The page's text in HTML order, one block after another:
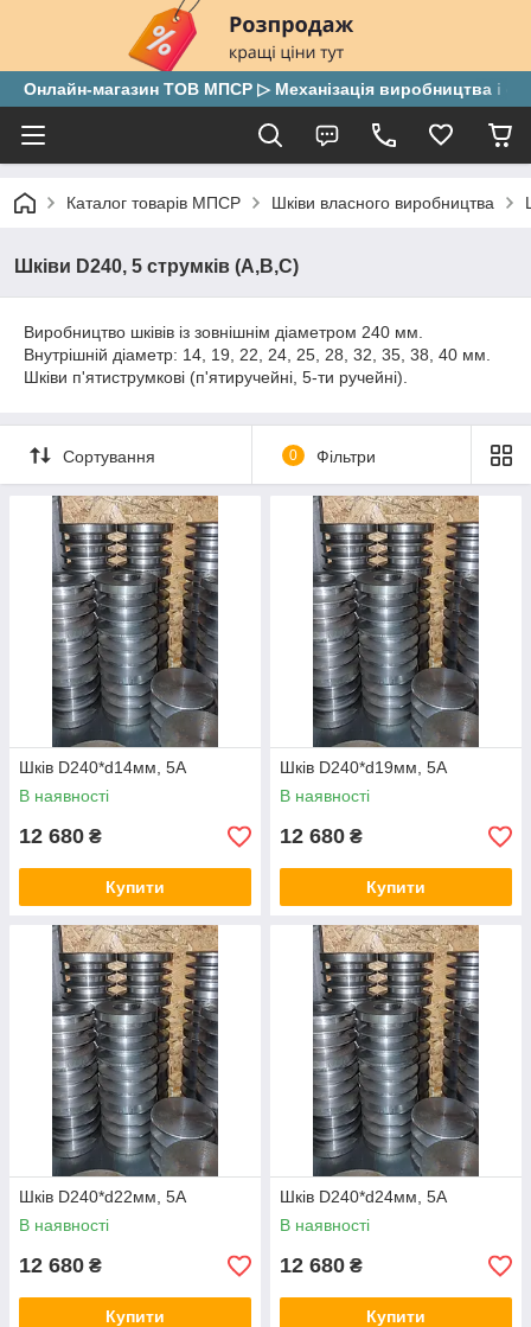
Онлайн-магазин ТОВ МПСР ▷ Механізація виробництва і
Каталог товарів МПСР Шківи власного виробництва
Шківи D240, 5 струмків (А,В,С)
Виробництво шківів із зовнішнім діаметром 240 мм.
Внутрішній діаметр: 14, 19, 22, 24, 25, 28, 32, 35, 38, 40 мм.
Шківи п'ятиструмкові (п'ятиручейні, 5-ти ручейні).
Сортування 0 Фільтри
Шків D240*d14мм, 5А
В наявності
12 680 ₴
Купити
Шків D240*d19мм, 5А
В наявності
12 680 ₴
Купити
Шків D240*d22мм, 5А
В наявності
12 680 ₴
Купити
Шків D240*d24мм, 5А
В наявності
12 680 ₴
Купити